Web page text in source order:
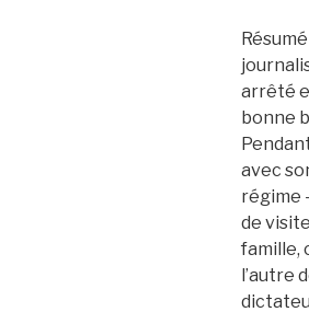
arrêté
bonne
avec
régime
de
famille,
l’autre